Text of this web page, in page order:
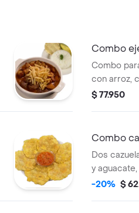
Combo
Combo
con arroz,
ensalada,
$ 77.950
Combo
Dos
y
bocadillo y
-20% $